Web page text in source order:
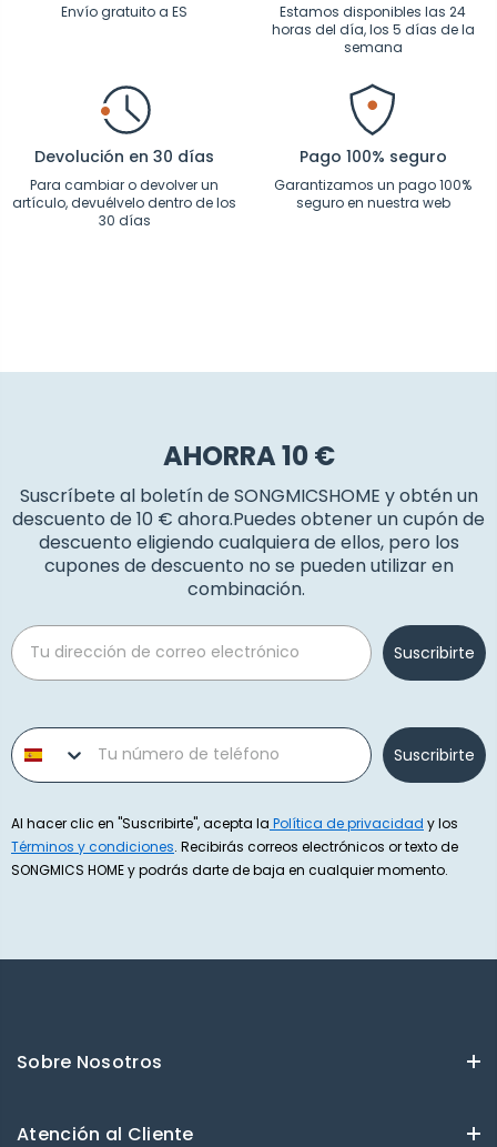
Envío gratuito a ES
Estamos disponibles las 24
horas del día, los 5 días de la
semana
Devolución en 30 días
Para cambiar o devolver un
artículo, devuélvelo dentro de los
30 días
Pago 100% seguro
Garantizamos un pago 100%
seguro en nuestra web
AHORRA 10 €
Suscríbete al boletín de SONGMICSHOME y obtén un
descuento de 10 € ahora.Puedes obtener un cupón de
descuento eligiendo cualquiera de ellos, pero los
cupones de descuento no se pueden utilizar en
combinación.
Email
Suscribirte
Phone number
Suscribirte
Al hacer clic en "Suscribirte", acepta la Política de privacidad y los
Términos y condiciones. Recibirás correos electrónicos or texto de
SONGMICS HOME y podrás darte de baja en cualquier momento.
Sobre Nosotros
Atención al Cliente